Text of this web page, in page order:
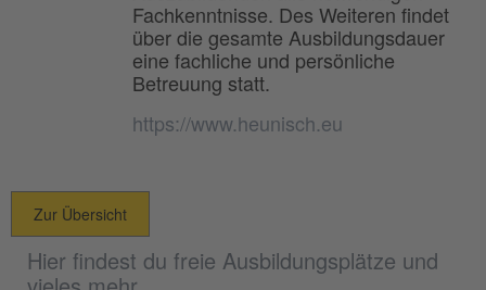
Hier findest du freie Ausbildungsplätze und
Fachkenntnisse. Des Weiteren findet
über die gesamte Ausbildungsdauer
eine fachliche und persönliche
Betreuung statt.
https://www.heunisch.eu
Zur Übersicht